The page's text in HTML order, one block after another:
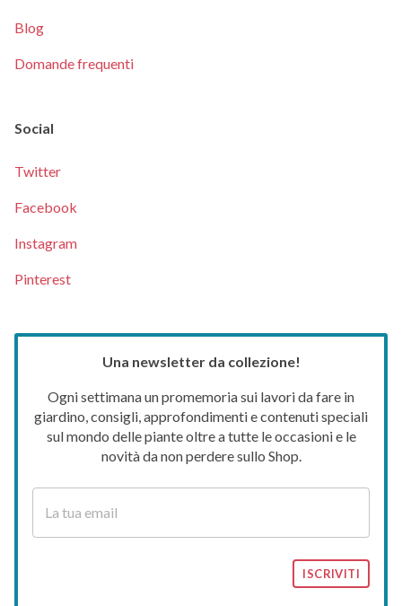
Blog
Domande frequenti
Social
Twitter
Facebook
Instagram
Pinterest
Una newsletter da collezione!
Ogni settimana un promemoria sui lavori da fare in
giardino, consigli, approfondimenti e contenuti speciali
sul mondo delle piante oltre a tutte le occasioni e le
novità da non perdere sullo Shop.
ISCRIVITI